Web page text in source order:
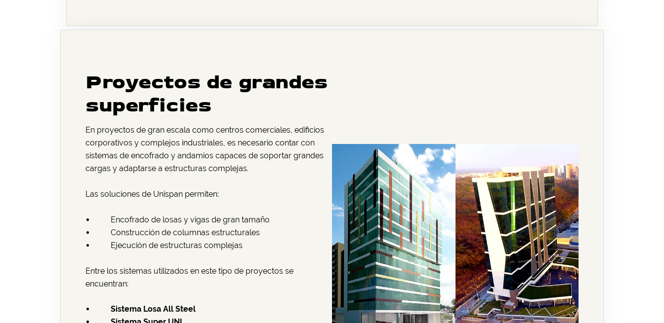
Proyectos de grandes
superficies
En proyectos de gran escala como centros comerciales, edificios
corporativos y complejos industriales, es necesario contar con
sistemas de encofrado y andamios capaces de soportar grandes
cargas y adaptarse a estructuras complejas.
Las soluciones de Unispan permiten:
Encofrado de losas y vigas de gran tamaño
Construcción de columnas estructurales
Ejecución de estructuras complejas
Entre los sistemas utilizados en este tipo de proyectos se
encuentran:
Sistema Losa All Steel